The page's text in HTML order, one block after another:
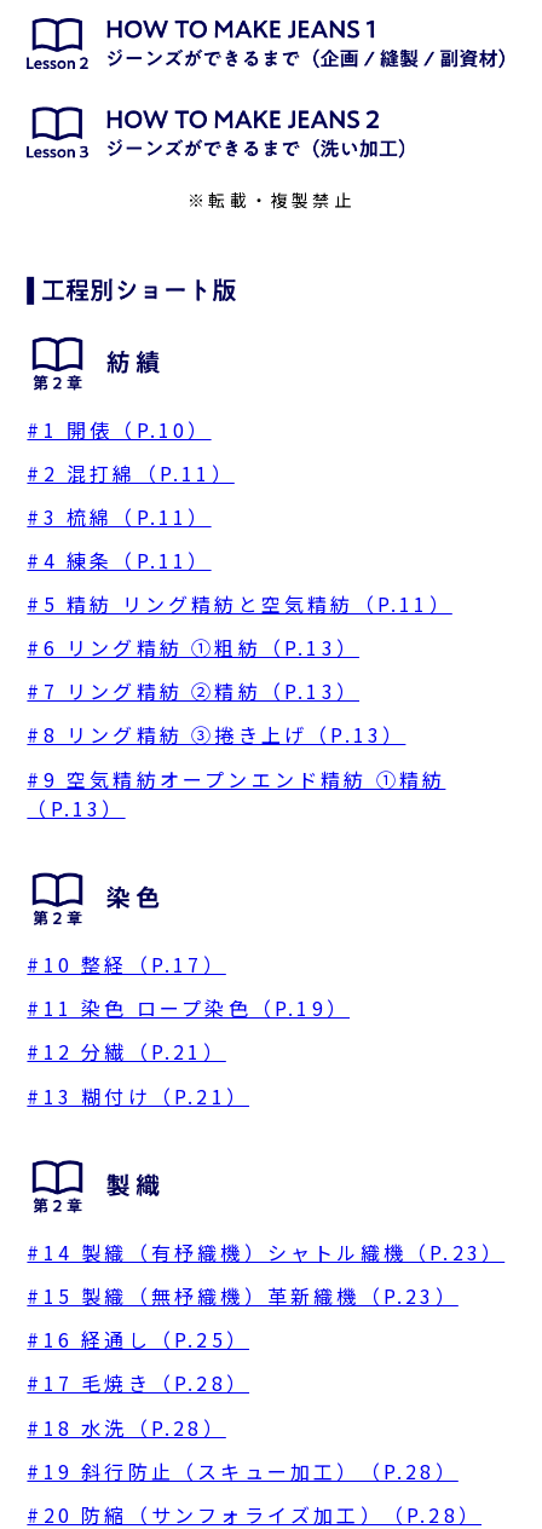
※転載・複製禁止
#1 開俵（P.10）
#2 混打綿（P.11）
#3 梳綿（P.11）
#4 練条（P.11）
#5 精紡 リング精紡と空気精紡（P.11）
#6 リング精紡 ①粗紡（P.13）
#7 リング精紡 ②精紡（P.13）
#8 リング精紡 ③捲き上げ（P.13）
#9 空気精紡オープンエンド精紡 ①精紡
（P.13）
#10 整経（P.17）
#11 染色 ロープ染色（P.19）
#12 分繊（P.21）
#13 糊付け（P.21）
#14 製織（有杼織機）シャトル織機（P.23）
#15 製織（無杼織機）革新織機（P.23）
#16 経通し（P.25）
#17 毛焼き（P.28）
#18 水洗（P.28）
#19 斜行防止（スキュー加工）（P.28）
#20 防縮（サンフォライズ加工）（P.28）